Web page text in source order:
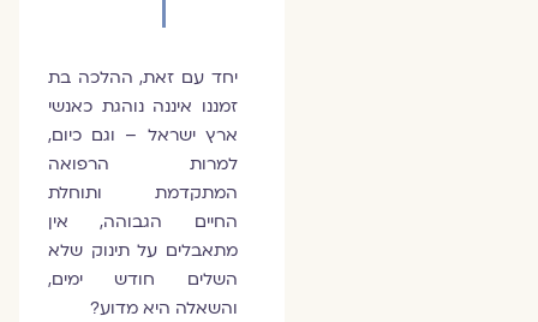
יחד עם זאת, ההלכה בת
זמננו איננה נוהגת כאנשי
ארץ ישראל – וגם כיום,
למרות הרפואה
המתקדמת ותוחלת
החיים הגבוהה, אין
מתאבלים על תינוק שלא
השלים חודש ימים,
והשאלה היא מדוע?